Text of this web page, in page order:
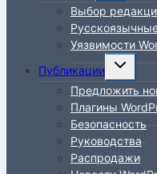
меню
Выбор
Уязвимости
Публикации
меню
Предложить
Плагины
Безопасность
Руководства
Распродажи